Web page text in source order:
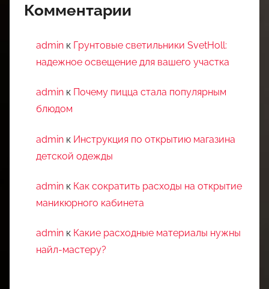
Комментарии
admin к Грунтовые светильники SvetHoll:
надежное освещение для вашего участка
admin к Почему пицца стала популярным
блюдом
admin к Инструкция по открытию магазина
детской одежды
admin к Как сократить расходы на открытие
маникюрного кабинета
admin к Какие расходные материалы нужны
найл-мастеру?